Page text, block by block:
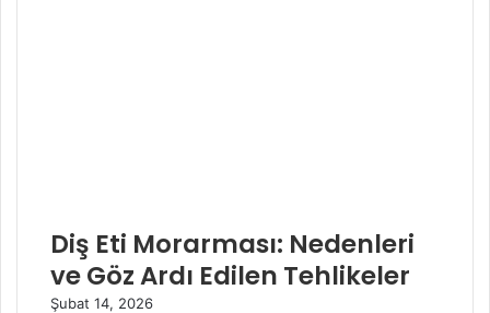
Diş Eti Morarması: Nedenleri
ve Göz Ardı Edilen Tehlikeler
Şubat 14, 2026